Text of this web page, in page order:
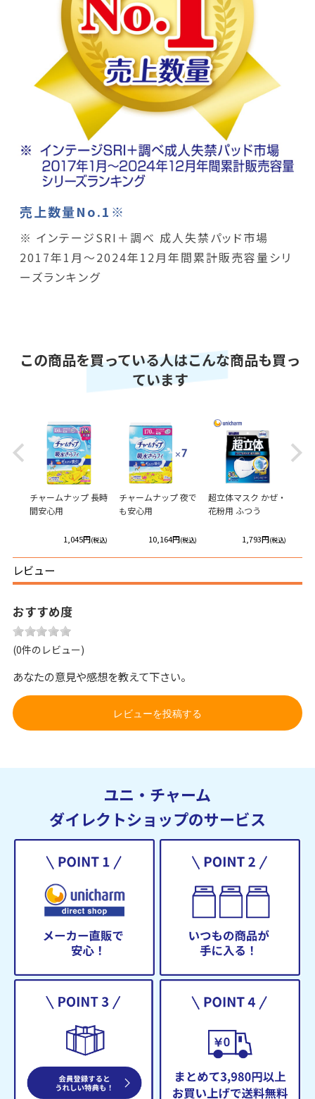
売上数量No.1※
※ インテージSRI＋調べ 成人失禁パッド市場
2017年1月～2024年12月年間累計販売容量シリ
ーズランキング
この商品を買っている人はこんな商品も買っ
ています
Previous
チャームナップ 長時
間安心用
1,045円(税込)
チャームナップ 夜で
も安心用
10,164円(税込)
超立体マスク かぜ・
花粉用 ふつう
1,793円(税込)
Next
レビュー
おすすめ度
(0件のレビュー)
あなたの意見や感想を教えて下さい。
レビューを投稿する
ユニ・チャーム
ダイレクトショップのサービス